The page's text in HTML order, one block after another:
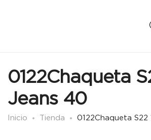
0122Chaqueta
Jeans 40
Inicio Tienda 0122Chaqueta S22